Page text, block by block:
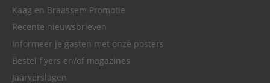
Kaag en Braassem Promotie
Recente nieuwsbrieven
Informeer je gasten met onze posters
Bestel flyers en/of magazines
Jaarverslagen